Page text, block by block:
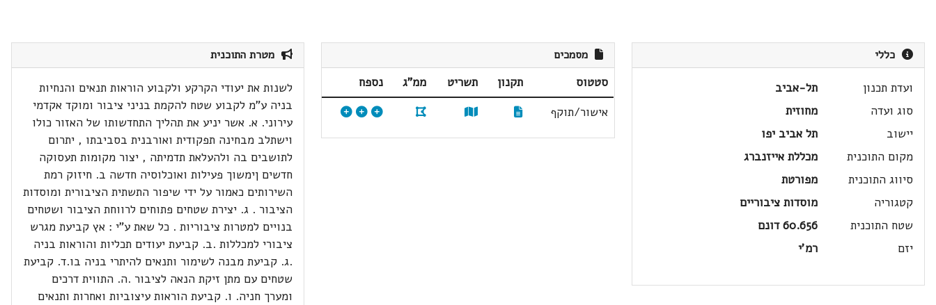
כללי
ועדת תכנון
תל-אביב
סוג ועדה
מחוזית
יישוב
תל אביב יפו
מקום התוכנית
מכללת אייזנברג
סיווג התוכנית
מפורטת
קטגוריה
מוסדות ציבוריים
שטח התוכנית
60.656 דונם
יזם
רמ'י
מסמכים
סטטוס תקנון תשריט ממ"ג
נספח
אישור/תוקף
מטרת התוכנית
לשנות את יעודי הקרקע ולקבוע הוראות תנאים והנחיות
בניה ע"מ לקבוע שטח להקמת בניני ציבור ומוקד אקדמי
עירוני. א. אשר יניע את תהליך התחדשותו של האזור כולו
וישתלב מבחינה תפקודית ואורבנית בסביבתו , יתרום
לתושבים בה ולהעלאת תדמיתה , יצור מקומות תעסוקה
חדשים ןימשוך פעילות ואוכלוסיה חדשה ב. חיזוק רמת
השירותים כאמור על ידי שיפור התשתית הציבורית ומוסדות
הציבור . ג. יצירת שטחים פתוחים לרווחת הציבור ושטחים
בנויים למטרות ציבוריות . כל שאת ע"י : אץ קביעת מגרש
ציבורי למכללות .ב. קביעת יעודים תכליות והוראות בניה
.ג. קביעת מבנה לשימור ותנאים להיתרי בניה בו.ד. קביעת
שטחים עם מתן זיקת הנאה לציבור .ה. התווית דרכים
ומערך חניה. ו. קביעת הוראות עיצוביות ואחרות ותנאים